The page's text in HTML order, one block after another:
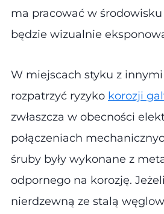
ma pracować w
będzie wizualnie
W miejscach styku z
rozpatrzyć ryzyko korozji
zwłaszcza w obecności
połączeniach
śruby były wykonane z
odpornego na korozję.
nierdzewną ze stalą